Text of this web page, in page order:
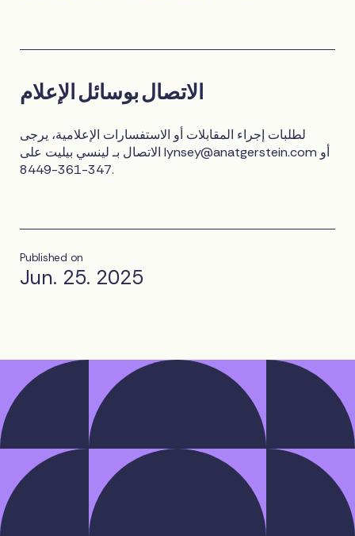
الاتصال بوسائل الإعلام
لطلبات إجراء المقابلات أو الاستفسارات الإعلامية، يرجى
الاتصال بـ لينسي بيليت علىlynsey@anatgerstein.com
347-361-8449.
Published on
Jun. 25. 2025